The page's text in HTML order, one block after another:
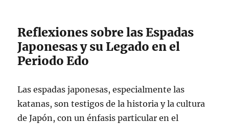
Reflexiones sobre las Espadas
Japonesas y su Legado en el
Periodo Edo
Las espadas japonesas, especialmente las
katanas, son testigos de la historia y la cultura
de Japón, con un énfasis particular en el